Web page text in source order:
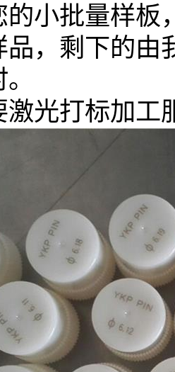
的小批量样板
品，剩下的由
激光打标加工